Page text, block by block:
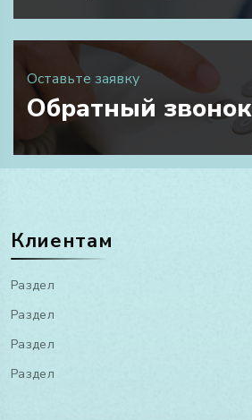
Оставьте заявку
Обратный звонок
Клиентам
Раздел
Раздел
Раздел
Раздел